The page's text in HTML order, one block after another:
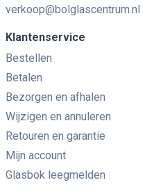
verkoop@bolglascentrum.nl
Klantenservice
Bestellen
Betalen
Bezorgen en afhalen
Wijzigen en annuleren
Retouren en garantie
Mijn account
Glasbok leegmelden